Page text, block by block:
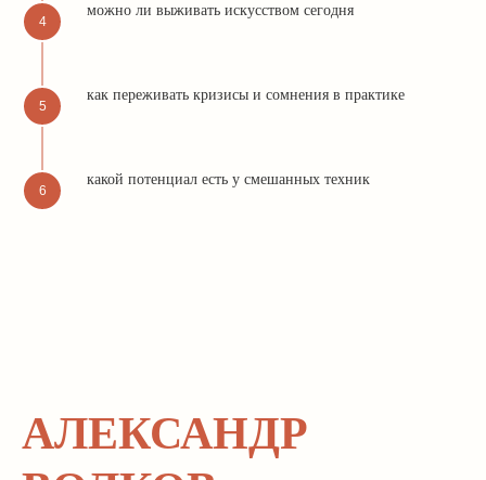
можно ли выживать искусством сегодня
как переживать кризисы и сомнения в практике
какой потенциал есть у смешанных техник
АЛЕКСАНДР